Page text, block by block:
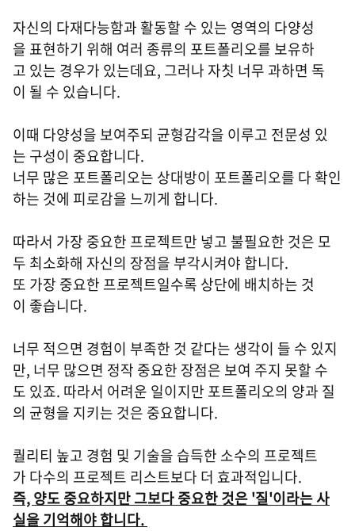
자신의 다재다능함과 활동할 수 있는 영역의 다양성
을 표현하기 위해 여러 종류의 포트폴리오를 보유하
고 있는 경우가 있는데요, 그러나 자칫 너무 과하면 독
이 될 수 있습니다.
이때 다양성을 보여주되 균형감각을 이루고 전문성 있
는 구성이 중요합니다.
너무 많은 포트폴리오는 상대방이 포트폴리오를 다 확인
하는 것에 피로감을 느끼게 합니다.
따라서 가장 중요한 프로젝트만 넣고 불필요한 것은 모
두 최소화해 자신의 장점을 부각시켜야 합니다.
또 가장 중요한 프로젝트일수록 상단에 배치하는 것
이 좋습니다.
너무 적으면 경험이 부족한 것 같다는 생각이 들 수 있지
만, 너무 많으면 정작 중요한 장점은 보여 주지 못할 수
도 있죠. 따라서 어려운 일이지만 포트폴리오의 양과 질
의 균형을 지키는 것은 중요합니다.
퀄리티 높고 경험 및 기술을 습득한 소수의 프로젝트
가 다수의 프로젝트 리스트보다 더 효과적입니다.
즉, 양도 중요하지만 그보다 중요한 것은 '질'이라는 사
실을 기억해야 합니다.